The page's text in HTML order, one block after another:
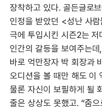
장착하고 있다. 골든글로
인정을 받았던 <성난 사
극에 투입시킨 시즌2는
인간의 갈등을 보여주는
바로 억만장자 박 회장과
오디션을 볼 때만 해도 이
물론 자신이 보필하게 될
줄은 상상도 못했고. “줌